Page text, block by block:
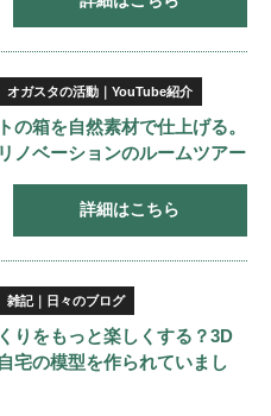
オガスタの活動｜YouTube紹介
の箱を自然素材で仕上げる。
ノベーションのルームツアー
詳細はこちら
雑記｜日々のブログ
りをもっと楽しくする？3D
宅の模型を作られていまし